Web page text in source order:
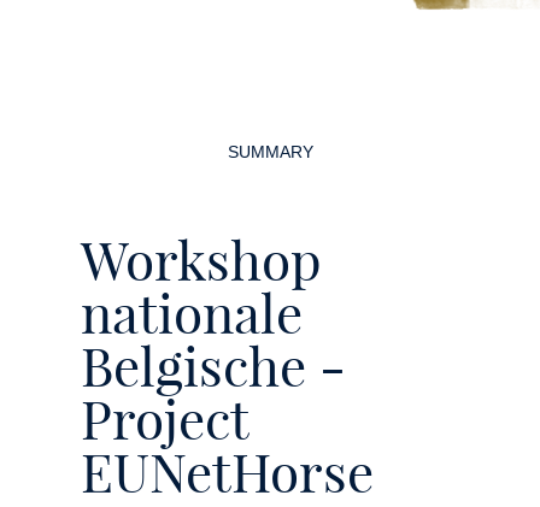
Workshop
nationale
Belgische -
Project
EUNetHorse
SUMMARY